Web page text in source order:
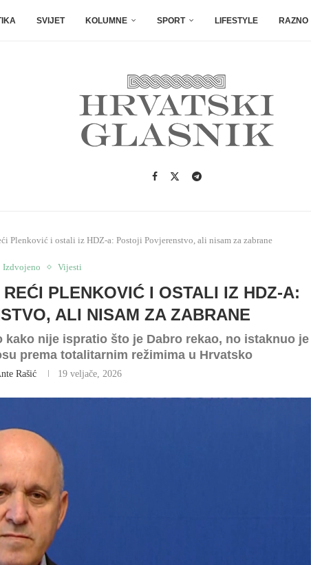
SVIJET KOLUMNE SPORT LIFESTYLE RAZNO
Plenković i ostali iz HDZ-a: Postoji Povjerenstvo, ali nisam za zabrane
Izdvojeno Vijesti
PLENKOVIĆ I OSTALI IZ HDZ-A:
ALI NISAM ZA ZABRANE
nije ispratio što je Dabro rekao, no istaknuo je
prema totalitarnim režimima u Hrvatsko
Rašić 19 veljače, 2026